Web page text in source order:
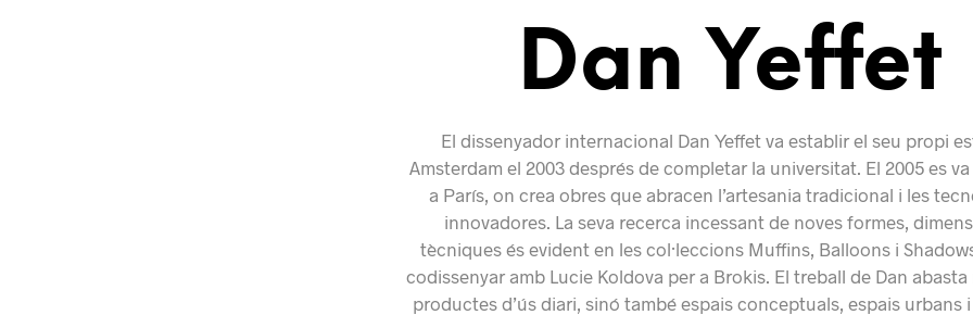
Dan Yeffet
El dissenyador internacional Dan Yeffet va establir el seu propi
Amsterdam el 2003 després de completar la universitat. El 2005 es
a París, on crea obres que abracen l’artesania tradicional i les
innovadores. La seva recerca incessant de noves formes,
tècniques és evident en les col·leccions Muffins, Balloons i
codissenyar amb Lucie Koldova per a Brokis. El treball de Dan
productes d’ús diari, sinó també espais conceptuals, espais urbans